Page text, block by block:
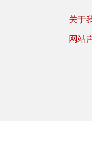
关于
网站